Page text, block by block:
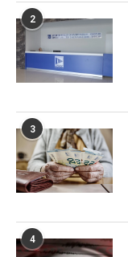
2
3
4